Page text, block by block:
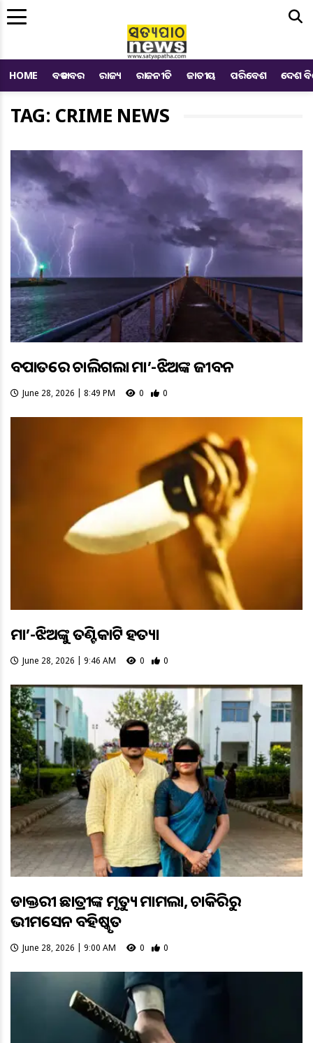
HOME ବଡ ଖବର ରାଜ୍ୟ ରାଜନୀତି ଜାତୀୟ ପରିବେଶ ଦେଶ
TAG: CRIME NEWS
ବଜ୍ରପାତରେ ଚାଲିଗଲା ମା’-ଝିଅଙ୍କ ଜୀବନ
June 28, 2026 | 8:49 PM 0 0
ମା’-ଝିଅଙ୍କୁ ତଣ୍ଟିକାଟି ହତ୍ୟା
June 28, 2026 | 9:46 AM 0 0
ଡାକ୍ତରୀ ଛାତ୍ରୀଙ୍କ ମୃତ୍ୟୁ ମାମଲା, ଚାକିରିରୁ
ଭୀମସେନ ବହିଷ୍କୃତ
June 28, 2026 | 9:00 AM 0 0